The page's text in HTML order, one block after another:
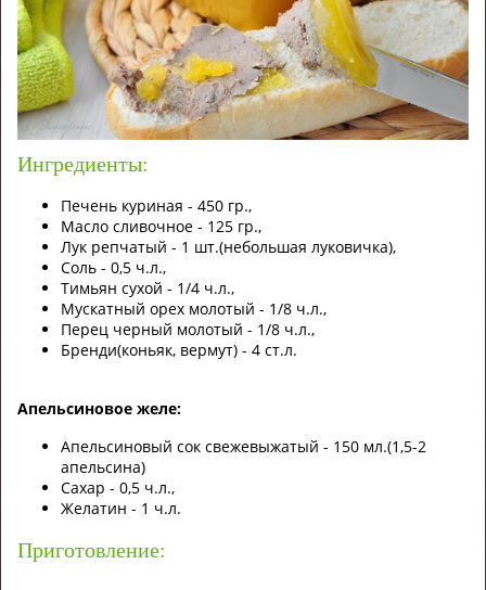
Ингредиенты:
Печень куриная - 450 гр.,
Масло сливочное - 125 гр.,
Лук репчатый - 1 шт.(небольшая луковичка),
Соль - 0,5 ч.л.,
Тимьян сухой - 1/4 ч.л.,
Мускатный орех молотый - 1/8 ч.л.,
Перец черный молотый - 1/8 ч.л.,
Бренди(коньяк, вермут) - 4 ст.л.
Апельсиновое желе:
Апельсиновый сок свежевыжатый - 150 мл.(1,5-2
апельсина)
Сахар - 0,5 ч.л.,
Желатин - 1 ч.л.
Приготовление: